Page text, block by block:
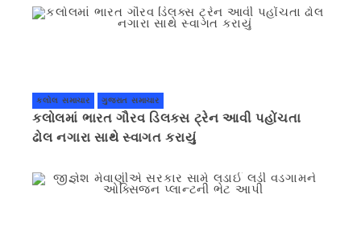
કલોલ સમાચાર ગુજરાત સમાચાર
કલોલમાં ભારત ગૌરવ ડિલક્સ ટ્રેન આવી પહોંચતા
ઢોલ નગારા સાથે સ્વાગત કરાયું